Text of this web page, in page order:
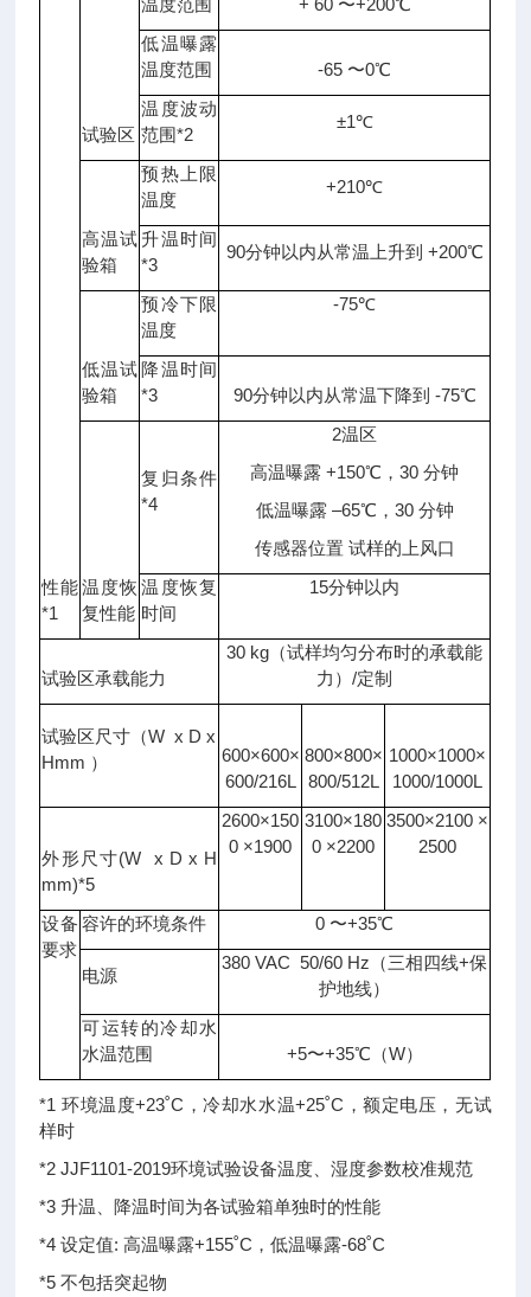
性能
*1
试验区
温度范围
+ 60 〜+200℃
低温曝露
温度范围
-65 〜0℃
温度波动
范围*2
±1℃
高温试
验箱
预热上限
温度
+210℃
升温时间
*3
90分钟以内从常温上升到 +200℃
低温试
验箱
预冷下限
温度
-75℃
降温时间
*3
90分钟以内从常温下降到 -75℃
温度恢
复性能
复归条件
*4
2温区
高温曝露 +150℃，30 分钟
低温曝露 –65℃，30 分钟
传感器位置 试样的上风口
温度恢复
时间
15分钟以内
试验区承载能力
30 kg（试样均匀分布时的承载能
力）/定制
试验区尺寸（W x D x
Hmm ）
600×600×
600/216L
800×800×
800/512L
1000×1000×
1000/1000L
外形尺寸(W x D x H
mm)*5
2600×150
0 ×1900
3100×180
0 ×2200
3500×2100 ×
2500
设备
要求
容许的环境条件 0 〜+35℃
电源
380 VAC 50/60 Hz（三相四线+保
护地线）
可运转的冷却水
水温范围
+5〜+35℃（W）
*1 环境温度+23˚C，冷却水水温+25˚C，额定电压，无试
样时
*2 JJF1101-2019环境试验设备温度、湿度参数校准规范
*3 升温、降温时间为各试验箱单独时的性能
*4 设定值: 高温曝露+155˚C，低温曝露-68˚C
*5 不包括突起物